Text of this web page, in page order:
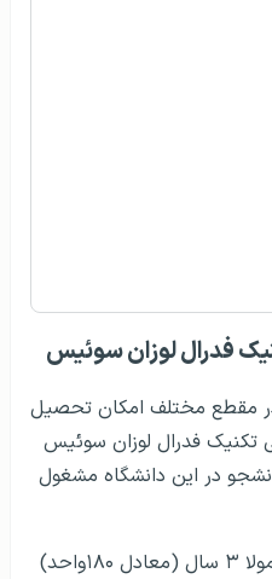
فدرال لوزان سوئیس
کشور دنیا در مقطع مختلف امکان تحصیل
تکنیک فدرال لوزان سوئیس
و در مجموع ۱۹۲۳۳ دانشجو در این دانشگاه مشغول
تحصیل در مقطع لیسانس معمولا ۳ سال (معادل ۱۸۰واحد)